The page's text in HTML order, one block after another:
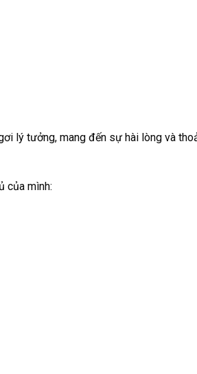
lý tưởng, mang đến sự hài lòng và
của mình: